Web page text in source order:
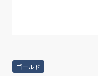
ゴールド